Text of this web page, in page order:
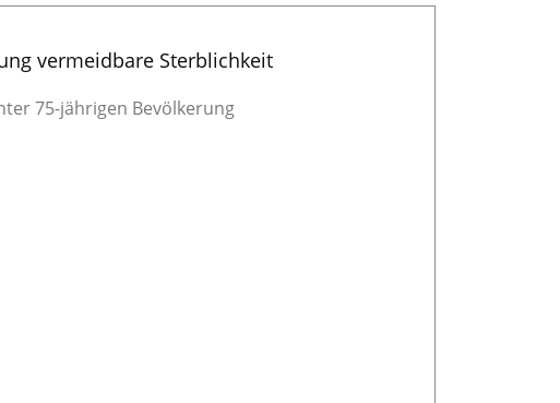
vermeidbare Sterblichkeit
75-jährigen Bevölkerung